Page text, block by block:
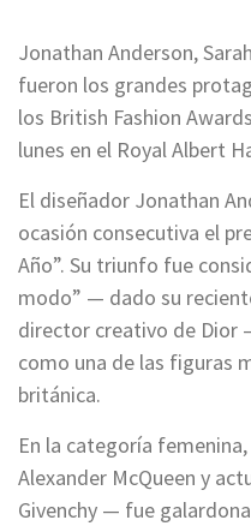
Jonathan Anderson,
fueron los grandes
los British Fashion
lunes en el Royal Albert
El diseñador Jonathan
ocasión consecutiva el
Año”. Su triunfo fue
modo” — dado su
director creativo de Dior
como una de las figuras
británica.
En la categoría
Alexander McQueen y
Givenchy — fue